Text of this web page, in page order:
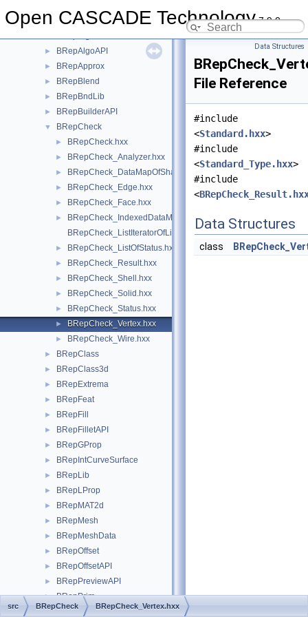
Open CASCADE Technology7.9.0
BRepAdaptor
► BRepAlgoAPI
► BRepApprox
► BRepBlend
► BRepBndLib
► BRepBuilderAPI
▼ BRepCheck
► BRepCheck.hxx
► BRepCheck_Analyzer.hxx
► BRepCheck_DataMapOfShapeListOfStatus.hxx
► BRepCheck_Edge.hxx
► BRepCheck_Face.hxx
►
BRepCheck_IndexedDataMapOfShapeResult.hxx
BRepCheck_ListIteratorOfListOfStatus.hxx
► BRepCheck_ListOfStatus.hxx
► BRepCheck_Result.hxx
► BRepCheck_Shell.hxx
► BRepCheck_Solid.hxx
► BRepCheck_Status.hxx
► BRepCheck_Vertex.hxx
► BRepCheck_Wire.hxx
► BRepClass
► BRepClass3d
► BRepExtrema
► BRepFeat
► BRepFill
► BRepFilletAPI
► BRepGProp
► BRepIntCurveSurface
► BRepLib
► BRepLProp
► BRepMAT2d
► BRepMesh
► BRepMeshData
► BRepOffset
► BRepOffsetAPI
► BRepPreviewAPI
► BRepPrim
► BRepPrimAPI
Data Structures
File Reference
#include
<Standard.hxx>
#include
<Standard_Type.hxx>
#include
<
Data Structures
class
src BRepCheck BRepCheck_Vertex.hxx